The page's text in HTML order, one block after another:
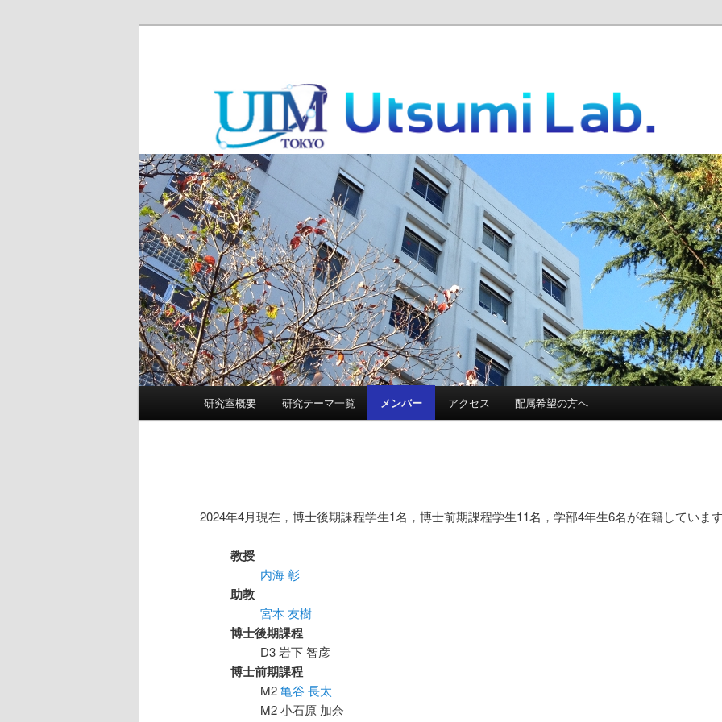
メインメニュー
メインコンテンツへ移動
サブコンテンツへ移動
研究室概要 研究テーマ一覧 メンバー アクセス 配属希望の方へ
2024年4月現在，博士後期課程学生1名，博士前期課程学生11名，学部4年生6名が在籍していま
教授
内海 彰
助教
宮本 友樹
博士後期課程
D3 岩下 智彦
博士前期課程
M2亀谷 長太
M2 小石原 加奈